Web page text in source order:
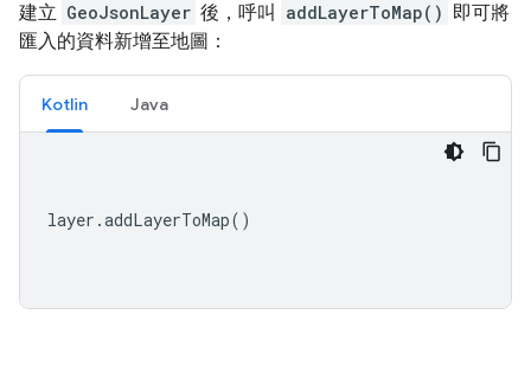
建立 GeoJsonLayer 後，呼叫 addLayerToMap() 即可將
匯入的資料新增至地圖：
Kotlin Java
layer .addLayerToMap()